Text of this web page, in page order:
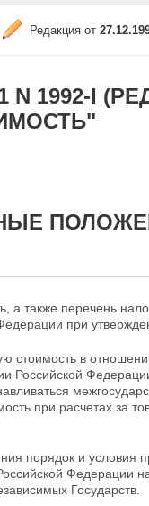
Редакция от
N 1992-I
а также перечень
при
в
Российской
при расчетах за
порядок и
Федерации
Государств.